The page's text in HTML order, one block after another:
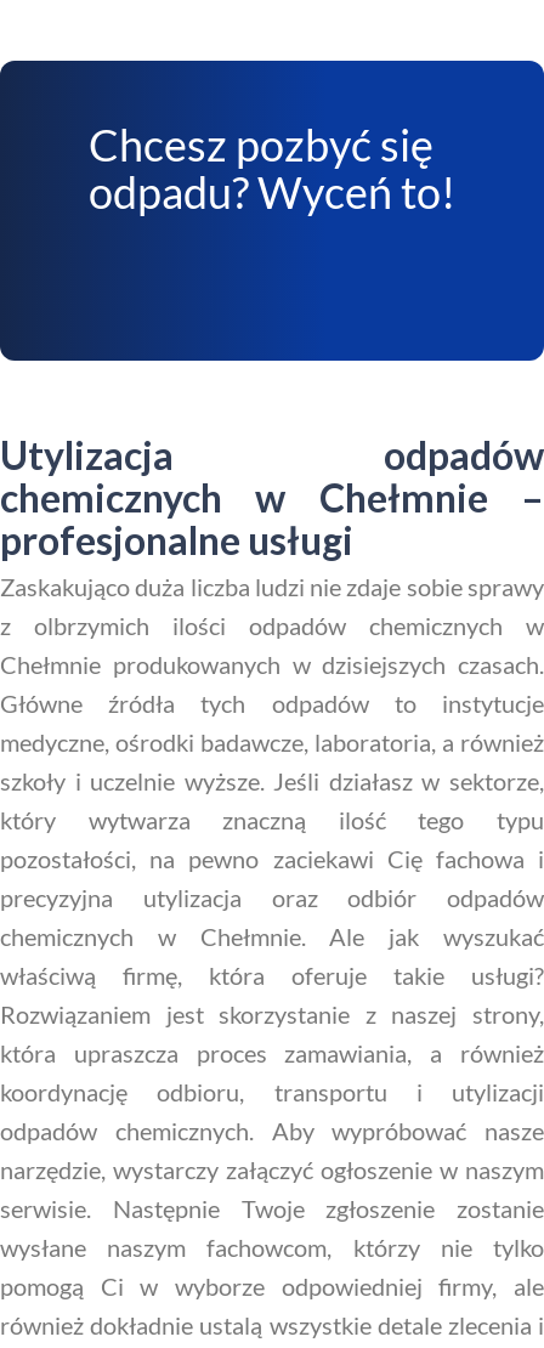
Chcesz pozbyć się
odpadu? Wyceń to!
Utylizacja odpadów
chemicznych w Chełmnie –
profesjonalne usługi
Zaskakująco duża liczba ludzi nie zdaje sobie sprawy
z olbrzymich ilości odpadów chemicznych w
Chełmnie produkowanych w dzisiejszych czasach.
Główne źródła tych odpadów to instytucje
medyczne, ośrodki badawcze, laboratoria, a również
szkoły i uczelnie wyższe. Jeśli działasz w sektorze,
który wytwarza znaczną ilość tego typu
pozostałości, na pewno zaciekawi Cię fachowa i
precyzyjna utylizacja oraz odbiór odpadów
chemicznych w Chełmnie. Ale jak wyszukać
właściwą firmę, która oferuje takie usługi?
Rozwiązaniem jest skorzystanie z naszej strony,
która upraszcza proces zamawiania, a również
koordynację odbioru, transportu i utylizacji
odpadów chemicznych. Aby wypróbować nasze
narzędzie, wystarczy załączyć ogłoszenie w naszym
serwisie. Następnie Twoje zgłoszenie zostanie
wysłane naszym fachowcom, którzy nie tylko
pomogą Ci w wyborze odpowiedniej firmy, ale
również dokładnie ustalą wszystkie detale zlecenia i